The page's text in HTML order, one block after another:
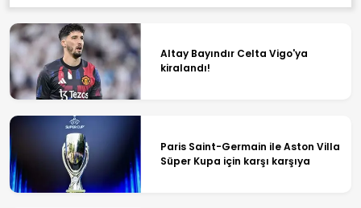
Altay Bayındır Celta Vigo'ya
kiralandı!
Paris Saint-Germain ile Aston Villa
Süper Kupa için karşı karşıya